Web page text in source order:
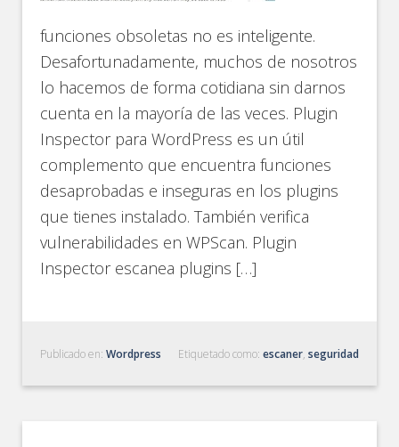
funciones obsoletas no es inteligente.
Desafortunadamente, muchos de nosotros
lo hacemos de forma cotidiana sin darnos
cuenta en la mayoría de las veces. Plugin
Inspector para WordPress es un útil
complemento que encuentra funciones
desaprobadas e inseguras en los plugins
que tienes instalado. También verifica
vulnerabilidades en WPScan. Plugin
Inspector escanea plugins […]
Publicado en:Wordpress Etiquetado como: escaner, seguridad